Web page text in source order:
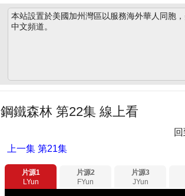
本站設置於美國加州灣區以服務海外華人同胞
中文頻道。
鋼鐵森林 第22集 線上看
上一集 第21集
片源1
LYun
片源2
FYun
片源3
JYun